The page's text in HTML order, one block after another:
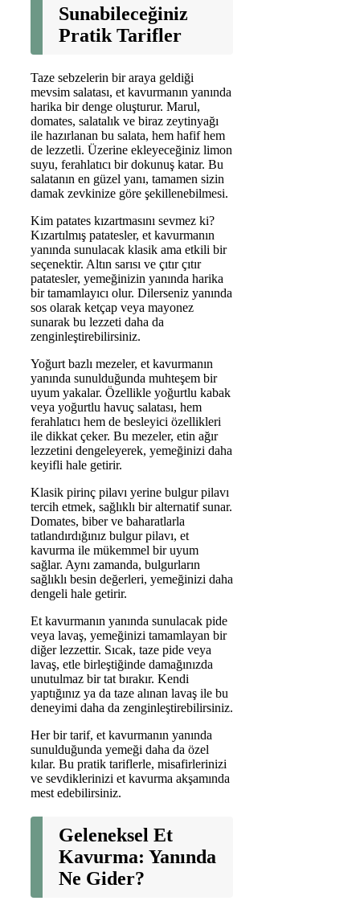
Sunabileceğiniz
Pratik Tarifler
Taze sebzelerin bir araya geldiği
mevsim salatası, et kavurmanın yanında
harika bir denge oluşturur. Marul,
domates, salatalık ve biraz zeytinyağı
ile hazırlanan bu salata, hem hafif hem
de lezzetli. Üzerine ekleyeceğiniz limon
suyu, ferahlatıcı bir dokunuş katar. Bu
salatanın en güzel yanı, tamamen sizin
damak zevkinize göre şekillenebilmesi.
Kim patates kızartmasını sevmez ki?
Kızartılmış patatesler, et kavurmanın
yanında sunulacak klasik ama etkili bir
seçenektir. Altın sarısı ve çıtır çıtır
patatesler, yemeğinizin yanında harika
bir tamamlayıcı olur. Dilerseniz yanında
sos olarak ketçap veya mayonez
sunarak bu lezzeti daha da
zenginleştirebilirsiniz.
Yoğurt bazlı mezeler, et kavurmanın
yanında sunulduğunda muhteşem bir
uyum yakalar. Özellikle yoğurtlu kabak
veya yoğurtlu havuç salatası, hem
ferahlatıcı hem de besleyici özellikleri
ile dikkat çeker. Bu mezeler, etin ağır
lezzetini dengeleyerek, yemeğinizi daha
keyifli hale getirir.
Klasik pirinç pilavı yerine bulgur pilavı
tercih etmek, sağlıklı bir alternatif sunar.
Domates, biber ve baharatlarla
tatlandırdığınız bulgur pilavı, et
kavurma ile mükemmel bir uyum
sağlar. Aynı zamanda, bulgurların
sağlıklı besin değerleri, yemeğinizi daha
dengeli hale getirir.
Et kavurmanın yanında sunulacak pide
veya lavaş, yemeğinizi tamamlayan bir
diğer lezzettir. Sıcak, taze pide veya
lavaş, etle birleştiğinde damağınızda
unutulmaz bir tat bırakır. Kendi
yaptığınız ya da taze alınan lavaş ile bu
deneyimi daha da zenginleştirebilirsiniz.
Her bir tarif, et kavurmanın yanında
sunulduğunda yemeği daha da özel
kılar. Bu pratik tariflerle, misafirlerinizi
ve sevdiklerinizi et kavurma akşamında
mest edebilirsiniz.
Geleneksel Et
Kavurma: Yanında
Ne Gider?